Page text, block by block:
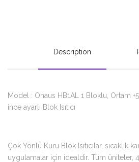
Description
Model : Ohaus HB1AL 1 Bloklu, Ortam
ince ayarlı Blok Isıtıcı
Çok Yönlü Kuru Blok Isıtıcılar, sıcaklık
uygulamalar için idealdir. Tüm üniteler,